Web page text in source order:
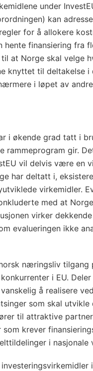
under
kan
for å allokere
hente finansiering fra
at Norge skal velge
knyttet til deltakelse i
i løpet av
i økende grad tatt i
rammeprogram gir.
vil delvis være en
har deltatt i,
virkemidler.
med at
virker
evalueringen ikke
næringsliv tilgang
i EU.
å realisere
som skal
til attraktive
krever
i nasjonale